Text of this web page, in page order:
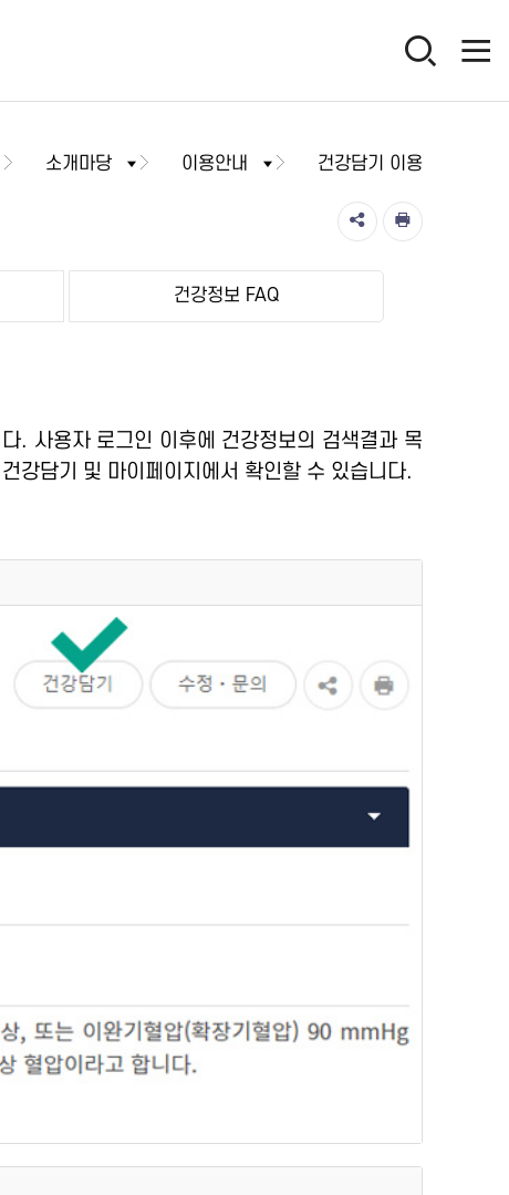
소개마당 이용안내 건강담기 이용
건강정보 FAQ
. 사용자 로그인 이후에 건강정보의 검색결과 목
강담기 및 마이페이지에서 확인할 수 있습니다.